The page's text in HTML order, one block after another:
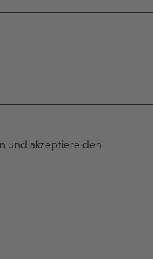
und akzeptiere den